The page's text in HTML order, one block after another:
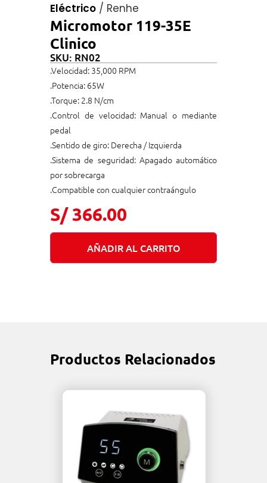
Eléctrico / Renhe
Micromotor 119-35E
Clinico
SKU: RN02
.Velocidad: 35,000 RPM
.Potencia: 65W
.Torque: 2.8 N/cm
.Control de velocidad: Manual o mediante
pedal
.Sentido de giro: Derecha / Izquierda
.Sistema de seguridad: Apagado automático
por sobrecarga
.Compatible con cualquier contraángulo
S/366.00
AÑADIR AL CARRITO
Productos Relacionados